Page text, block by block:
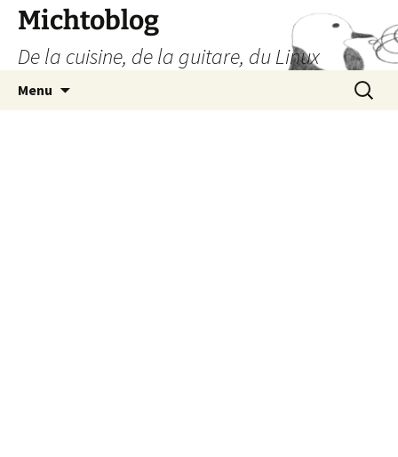
Aller
contenu
Michtoblog
De la cuisine, de la guitare, du Linux
Menu